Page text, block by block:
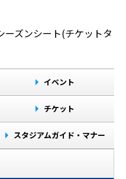
ズンシート(チケットタ
イベント
チケット
スタジアムガイド・マナー